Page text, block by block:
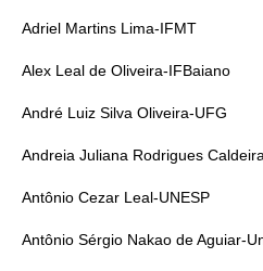
Adriel Martins Lima-IFMT
Alex Leal de Oliveira-IFBaiano
André Luiz Silva Oliveira-UFG
Andreia Juliana Rodrigues
Antônio Cezar Leal-UNESP
Antônio Sérgio Nakao de Aguiar-